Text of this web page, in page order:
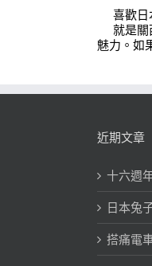
喜歡
就是
魅力。如
近期文章
十六週
日本兔
搭痛電